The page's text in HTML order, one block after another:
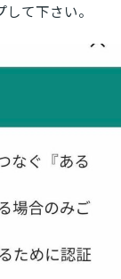
て下さい。